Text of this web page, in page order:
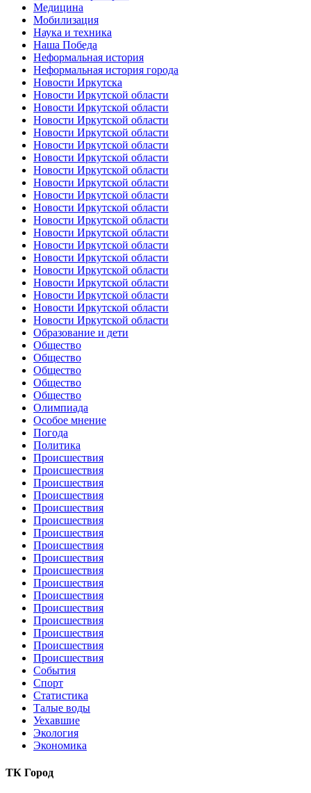
Медицина
Мобилизация
Наука и техника
Наша Победа
Неформальная история
Неформальная история города
Новости Иркутска
Новости Иркутской области
Новости Иркутской области
Новости Иркутской области
Новости Иркутской области
Новости Иркутской области
Новости Иркутской области
Новости Иркутской области
Новости Иркутской области
Новости Иркутской области
Новости Иркутской области
Новости Иркутской области
Новости Иркутской области
Новости Иркутской области
Новости Иркутской области
Новости Иркутской области
Новости Иркутской области
Новости Иркутской области
Новости Иркутской области
Новости Иркутской области
Образование и дети
Общество
Общество
Общество
Общество
Общество
Олимпиада
Особое мнение
Погода
Политика
Происшествия
Происшествия
Происшествия
Происшествия
Происшествия
Происшествия
Происшествия
Происшествия
Происшествия
Происшествия
Происшествия
Происшествия
Происшествия
Происшествия
Происшествия
Происшествия
Происшествия
События
Спорт
Статистика
Талые воды
Уехавшие
Экология
Экономика
ТК Город